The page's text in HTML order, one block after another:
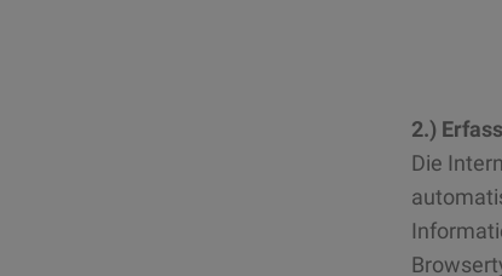
2.)
Die